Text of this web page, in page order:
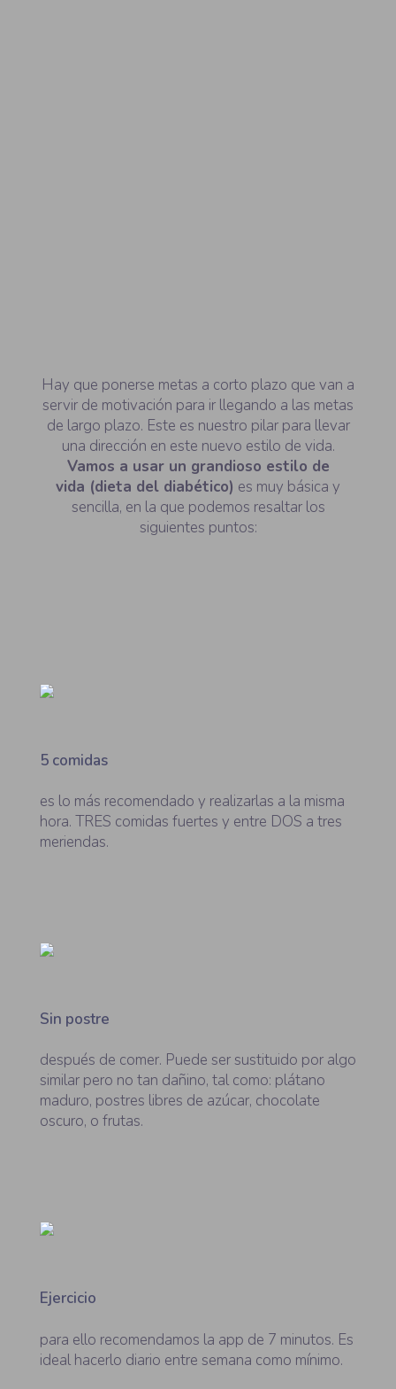
Hay que ponerse metas a corto plazo que van a
servir de motivación para ir llegando a las metas
de largo plazo. Este es nuestro pilar para llevar
una dirección en este nuevo estilo de vida.
Vamos a usar un grandioso estilo de
vida (dieta del diabético) es muy básica y
sencilla, en la que podemos resaltar los
siguientes puntos:
5 comidas
es lo más recomendado y realizarlas a la misma
hora. TRES comidas fuertes y entre DOS a tres
meriendas.
Sin postre
después de comer. Puede ser sustituido por algo
similar pero no tan dañino, tal como: plátano
maduro, postres libres de azúcar, chocolate
oscuro, o frutas.
Ejercicio
para ello recomendamos la app de 7 minutos. Es
ideal hacerlo diario entre semana como mínimo.